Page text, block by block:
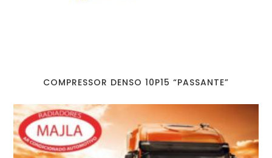
COMPRESSOR DENSO 10P15 “PASSANTE”